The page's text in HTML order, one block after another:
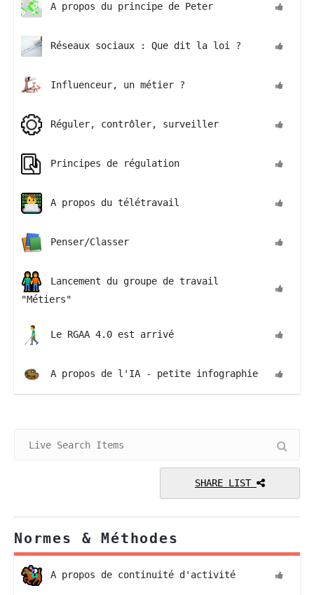
A propos du principe de Peter
Réseaux sociaux : Que dit la loi ?
Influenceur, un métier ?
Réguler, contrôler, surveiller
Principes de régulation
A propos du télétravail
Penser/Classer
Lancement du groupe de travail
"Métiers"
Le RGAA 4.0 est arrivé
A propos de l'IA - petite infographie
SHARE LIST
Normes & Méthodes
A propos de continuité d'activité